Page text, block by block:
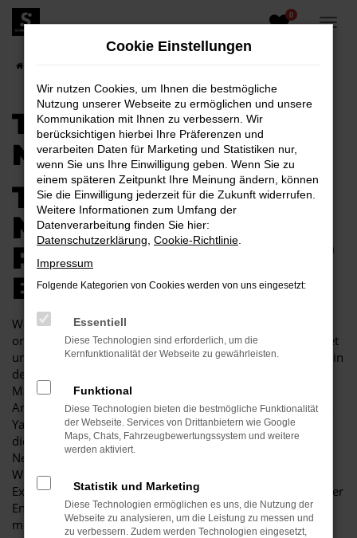
Zum
Hauptinhalt
0
TOYOTA YARIS
NEUWAGEN
TOYOTA YARIS
NEUWAGEN –
PREMIUMQUALITÄT
ERWARTET SIE
Wer sich beim Autokauf ausschließlich an der Qualität
orientiert und keine Kompromisse eingehen möchte, landet
unweigerlich bei einem Toyota Yaris Neuwagen. Vor allem in
der aktuellen Modellgeneration setzt dieses Fahrzeug
Maßstäbe und untermauert eindrucksvoll den enormen
Anspruch seines Herstellers. Bei uns gilt, dass jeder Toyota
Yaris Neuwagen individuell zusammengestellt wird. Zu
diesem Zweck nutzen Sie gerne unseren Toyota Yaris
Neuwagen Konfigurator und entscheiden sie nach eigenen
Wünschen, welche Lackfarbe, welcher Motor und welche
Extras vorhanden sein sollten. Gerne stehen wir Ihnen in der
Entscheidungsphase mit Rat und Tat zur Seite und bringen
mehr als 30 Jahre Erfahrung als Familienbetrieb mit ein.
Cookie Einstellungen
Wir nutzen Cookies, um Ihnen die bestmögliche
Nutzung unserer Webseite zu ermöglichen und unsere
Kommunikation mit Ihnen zu verbessern. Wir
berücksichtigen hierbei Ihre Präferenzen und
verarbeiten Daten für Marketing und Statistiken nur,
wenn Sie uns Ihre Einwilligung geben. Wenn Sie zu
einem späteren Zeitpunkt Ihre Meinung ändern, können
Sie die Einwilligung jederzeit für die Zukunft widerrufen.
Weitere Informationen zum Umfang der
Datenverarbeitung finden Sie hier:
Datenschutzerklärung Cookie-Richtlinie
Impressum
Folgende Kategorien von Cookies werden von uns eingesetzt:
Essentiell
Diese Technologien sind erforderlich, um die
Kernfunktionalität der Webseite zu gewährleisten.
Funktional
Diese Technologien bieten die bestmögliche Funktionalität
der Webseite. Services von Drittanbietern wie Google
Maps, Chats, Fahrzeugbewertungssystem und weitere
werden aktiviert.
Statistik und Marketing
Diese Technologien ermöglichen es uns, die Nutzung der
Webseite zu analysieren, um die Leistung zu messen und
zu verbessern. Zudem werden Technologien eingesetzt,